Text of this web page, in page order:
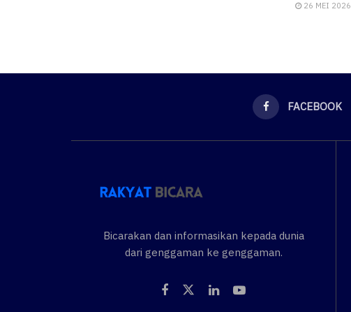
26 MEI 2026
FACEBOOK
Bicarakan dan informasikan kepada dunia
dari genggaman ke genggaman.